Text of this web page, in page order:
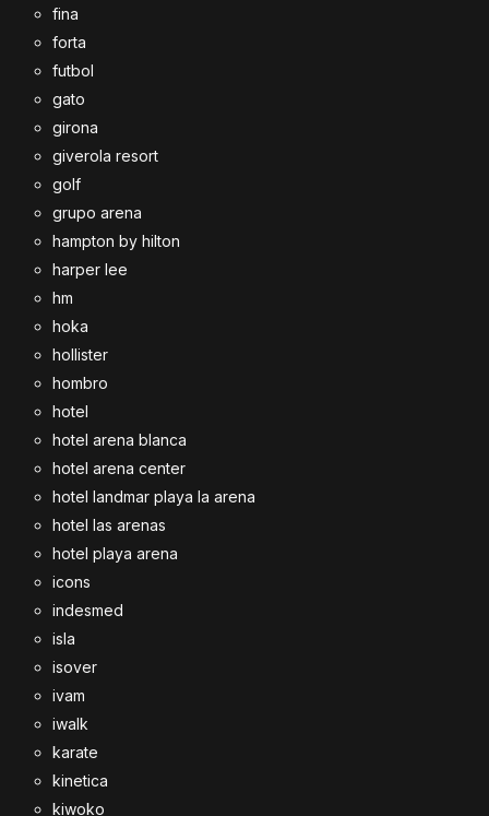
fina
forta
futbol
gato
girona
giverola resort
golf
grupo arena
hampton by hilton
harper lee
hm
hoka
hollister
hombro
hotel
hotel arena blanca
hotel arena center
hotel landmar playa la arena
hotel las arenas
hotel playa arena
icons
indesmed
isla
isover
ivam
iwalk
karate
kinetica
kiwoko